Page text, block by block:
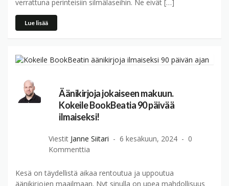
verrattuna perinteisiin silmälaseihin. Ne eivät […]
Lue lisää
Äänikirjoja jokaiseen makuun.
Kokeile BookBeatia 90 päivää
ilmaiseksi!
Viestit Janne Siitari 6 kesäkuun, 2024
0
Kommenttia
Kesä on täydellistä aikaa rentoutua ja uppoutua
äänikirjojen maailmaan. Nyt sinulla on upea mahdollisuus